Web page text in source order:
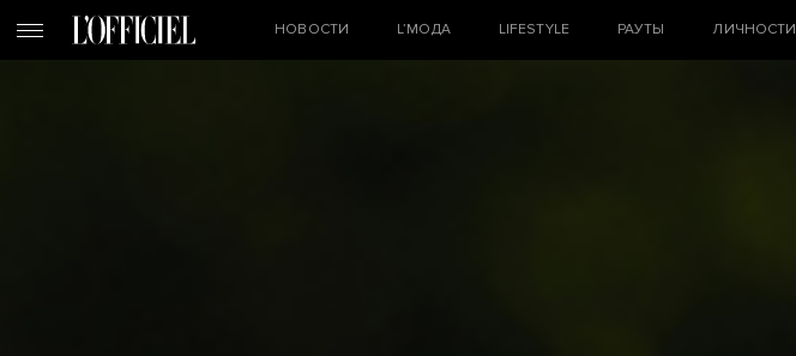
НОВОСТИ L’МОДА LIFESTYLE РАУТЫ ЛИЧНОСТИ